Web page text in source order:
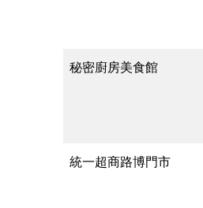
秘密廚房美食館
統一超商路博門市